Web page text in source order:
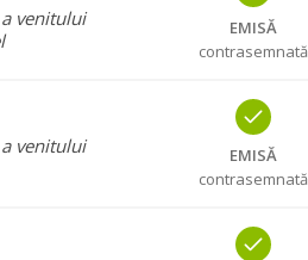
venitului
EMISĂ
contrasemnată
venitului
EMISĂ
contrasemnată